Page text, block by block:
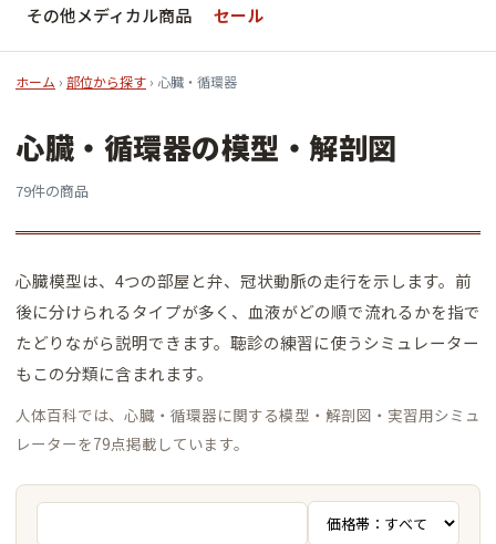
その他メディカル商品 セール
ホーム › 部位から探す › 心臓・循環器
心臓・循環器の模型・解剖図
79件の商品
心臓模型は、4つの部屋と弁、冠状動脈の走行を示します。前
後に分けられるタイプが多く、血液がどの順で流れるかを指で
たどりながら説明できます。聴診の練習に使うシミュレーター
もこの分類に含まれます。
人体百科では、心臓・循環器に関する模型・解剖図・実習用シミュ
レーターを79点掲載しています。